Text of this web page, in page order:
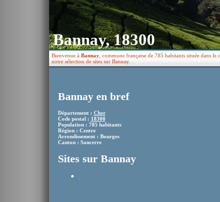
Bannay, 18300
Bienvenue à Bannay , commune française de 785 habitants située dans
notre sélection de sites sur Bannay.
Bannay en bref
Département : Cher
Code postal : 18300
Population : 785 habitants
Région : Centre
Arrondissement : Bourges
Canton : Sancerre
Sites sur Bannay